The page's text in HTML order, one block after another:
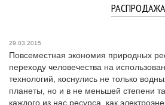
РАСПРОДАЖА
29.03.2015
Повсеместная экономия природных
переходу человечества на
технологий, коснулись не только
планеты, но и в не меньшей степени
каждого из нас ресурса, как